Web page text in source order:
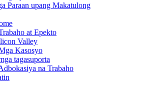
Paraan upang Makatulong
at Epekto
Valley
Kasosyo
tagasuporta
na Trabaho